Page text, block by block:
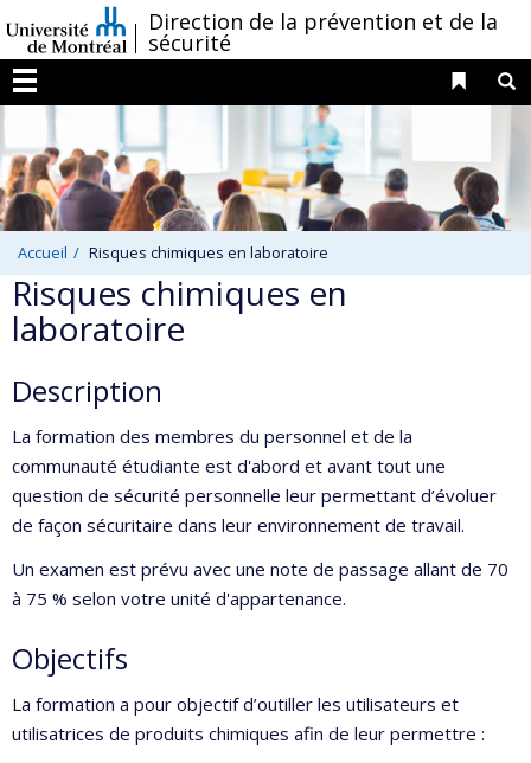
au
contenu
/Direction de la prévention et de la
sécurité
Menu
Liens
Accueil Risques chimiques en laboratoire
Risques chimiques en
laboratoire
Description
La formation des membres du personnel et de la
communauté étudiante est d'abord et avant tout une
question de sécurité personnelle leur permettant d’évoluer
de façon sécuritaire dans leur environnement de travail.
Un examen est prévu avec une note de passage allant de 70
à 75 % selon votre unité d'appartenance.
Objectifs
La formation a pour objectif d’outiller les utilisateurs et
utilisatrices de produits chimiques afin de leur permettre :